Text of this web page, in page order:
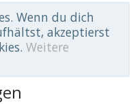
Wenn du dich
akzeptierst
Weitere